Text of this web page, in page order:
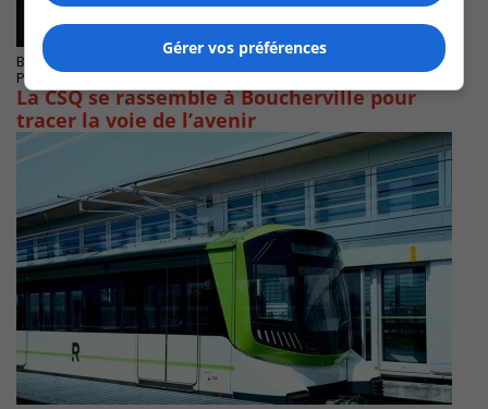
BOUCHERVILLE
Publié le 23 octobre 2024 à 08h10
La CSQ se rassemble à Boucherville pour
tracer la voie de l’avenir
Gérer vos préférences